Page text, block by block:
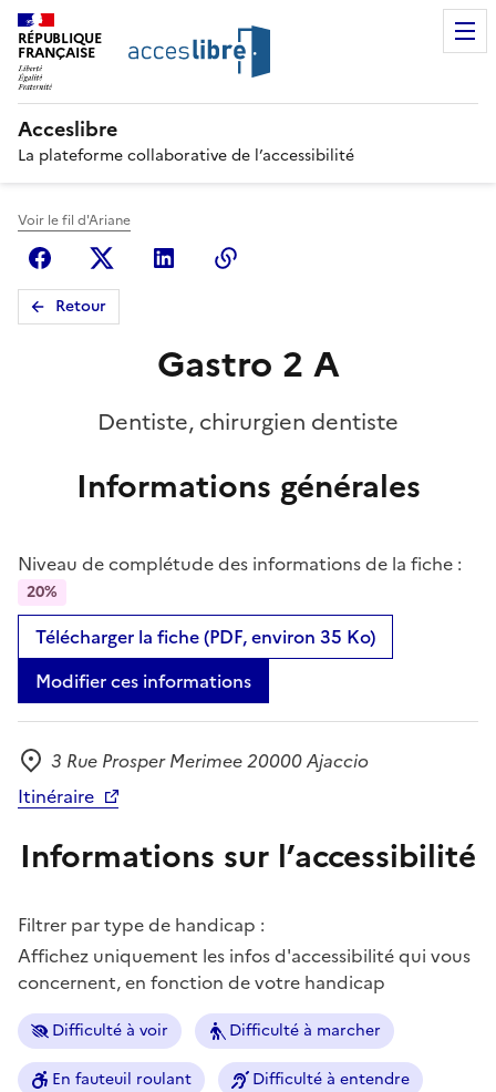
RÉPUBLIQUE
FRANÇAISE
Acceslibre
La plateforme collaborative de l’accessibilité
Voir le fil d'Ariane
FacebookX (anciennement Twitter)
Linkedin
Retour
Gastro 2 A
Dentiste, chirurgien dentiste
Informations générales
Niveau de complétude des informations de la fiche :
20%
Télécharger la fiche (PDF, environ 35 Ko)
Modifier ces informations
Adresse
3 Rue Prosper Merimee 20000 Ajaccio
Itinéraire
Informations sur l’accessibilité
Filtrer par type de handicap :
Affichez uniquement les infos d'accessibilité qui vous
concernent, en fonction de votre handicap
Difficulté à voir Difficulté à marcher
En fauteuil roulant Difficulté à entendre